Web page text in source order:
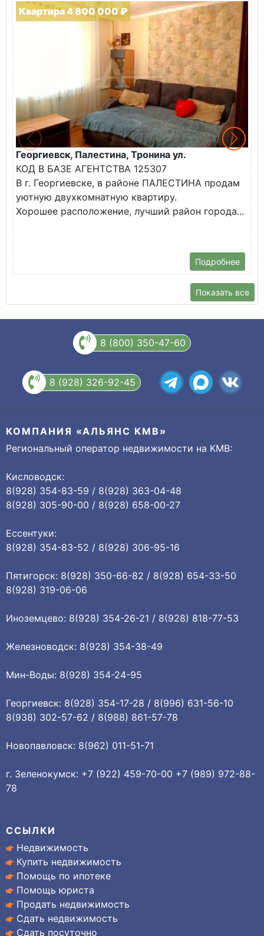
Квартира 4 800 000 ₽
Георгиевск, Палестина, Тронина ул.
КОД В БАЗЕ АГЕНТСТВА 125307
В г. Георгиевске, в районе ПАЛЕСТИНА продам
уютную двухкомнатную квартиру.
Хорошее расположение, лучший район города...
Подробнее
Показать все
8 (800) 350-47-60
8 (928) 326-92-45
КОМПАНИЯ «АЛЬЯНС КМВ»
Региональный оператор недвижимости на КМВ:
Кисловодск:
8(928) 354-83-59 / 8(928) 363-04-48
8(928) 305-90-00 / 8(928) 658-00-27
Ессентуки:
8(928) 354-83-52 / 8(928) 306-95-16
Пятигорск: 8(928) 350-66-82 / 8(928) 654-33-50
8(928) 319-06-06
Иноземцево: 8(928) 354-26-21 / 8(928) 818-77-53
Железноводск: 8(928) 354-38-49
Мин-Воды: 8(928) 354-24-95
Георгиевск: 8(928) 354-17-28 / 8(996) 631-56-10
8(938) 302-57-62 / 8(988) 861-57-78
Новопавловск: 8(962) 011-51-71
г. Зеленокумск: +7 (922) 459-70-00 +7 (989) 972-88-
78
ССЫЛКИ
Недвижимость
Купить недвижимость
Помощь по ипотеке
Помощь юриста
Продать недвижимость
Сдать недвижимость
Сдать посуточно